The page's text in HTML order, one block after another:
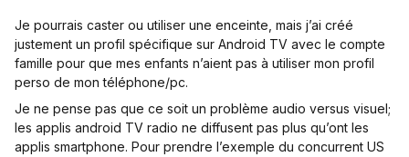
Je pourrais caster ou utiliser une enceinte, mais j’ai créé
justement un profil spécifique sur Android TV avec le compte
famille pour que mes enfants n’aient pas à utiliser mon profil
perso de mon téléphone/pc.
Je ne pense pas que ce soit un problème audio versus visuel;
les applis android TV radio ne diffusent pas plus qu’ont les
applis smartphone. Pour prendre l’exemple du concurrent US